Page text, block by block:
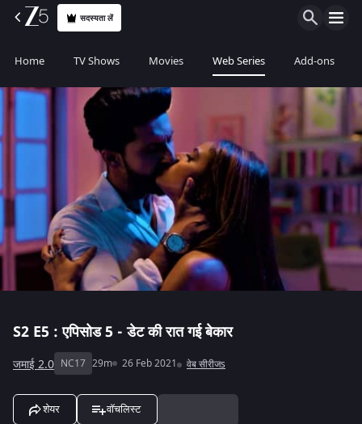
सदस्यता लें
Home TV Shows Movies Web Series Add-ons
S2 E5 : एपिसोड 5 - डेट की रात गई बेकार
जमाई 2.0 NC17 29m 26 Feb 2021 वेब सीरीजs
शेयर वॉचलिस्ट